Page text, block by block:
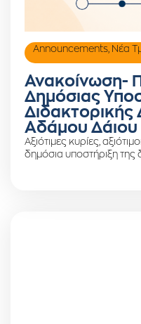
Announcements Νέα
Ανακοίνωση-
Δημόσιας
Διδακτορικής
Αδάμου Δάιου
Αξιότιμες κυρίες,
δημόσια υποστήριξη της